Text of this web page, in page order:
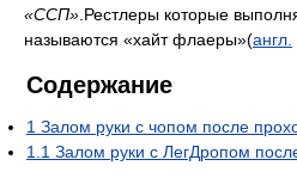
«ССП» .Рестлеры которые
называются «хайт флаеры»(англ.
Содержание
1 Залом руки с чопом после
1.1 Залом руки с ЛегДропом